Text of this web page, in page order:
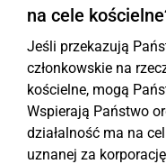
na cele
Jeśli przekazują
członkowskie na
kościelne, mogą
Wspierają Państwo
działalność ma na
uznanej za